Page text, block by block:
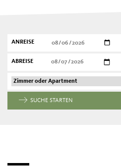
ANREISE
ABREISE
SUCHE STARTEN